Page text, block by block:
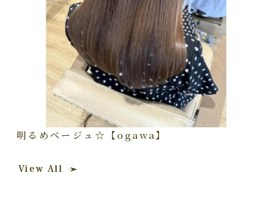
明るめベージュ☆【ogawa】
View All